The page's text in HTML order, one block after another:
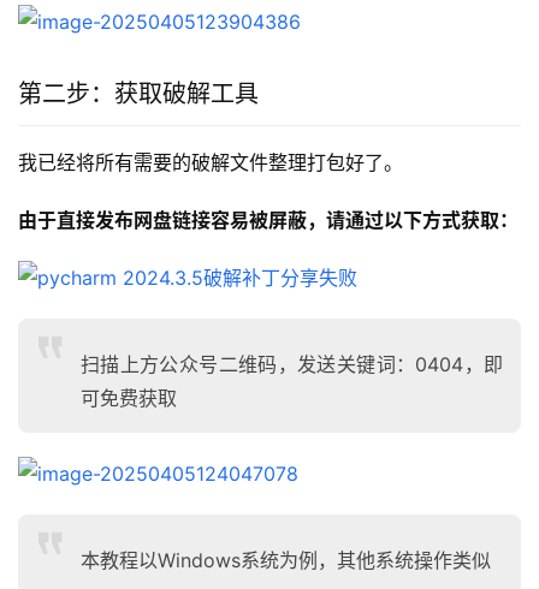
第二步：获取破解工具
我已经将所有需要的破解文件整理打包好了。
由于直接发布网盘链接容易被屏蔽，请通过以下方式获取：
扫描上方公众号二维码，发送关键词：0404，即
可免费获取
本教程以Windows系统为例，其他系统操作类似